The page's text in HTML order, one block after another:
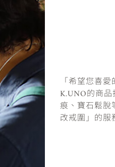
「希望您喜
K.UNO的商
痕、寶石鬆脫
改戒圍」的服